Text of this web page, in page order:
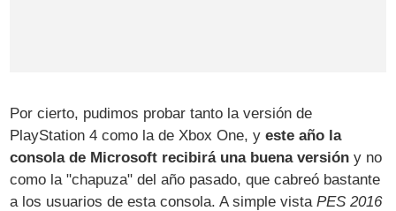
Por cierto, pudimos probar tanto la versión de
PlayStation 4 como la de Xbox One, yeste año la
consola de Microsoft recibirá una buena versión y no
como la "chapuza" del año pasado, que cabreó bastante
a los usuarios de esta consola. A simple vistaPES 2016